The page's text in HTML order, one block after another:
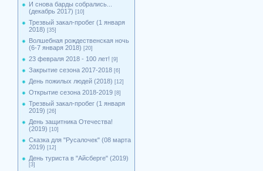
И снова барды собрались...
(декабрь 2017) [10]
Трезвый закал-пробег (1 января
2018) [35]
Волшебная рождественская ночь
(6-7 января 2018) [20]
23 февраля 2018 - 100 лет! [9]
Закрытие сезона 2017-2018 [6]
День пожилых людей (2018) [12]
Открытие сезона 2018-2019 [8]
Трезвый закал-пробег (1 января
2019) [26]
День защитника Отечества!
(2019) [10]
Сказка для "Русалочек" (08 марта
2019) [12]
День туриста в "Айсберге" (2019)
[3]